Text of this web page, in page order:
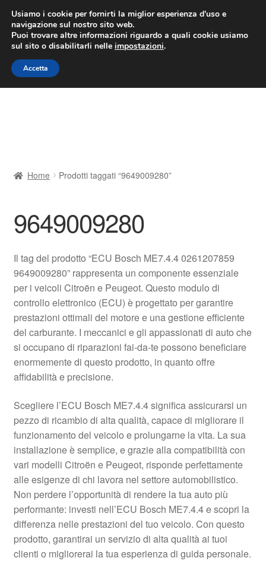
CONSEGNA da 7 EUR
Lun-Ven 9:00 - 16:00/800 580 290
Vai
alla
navigazione
Vai
al
contenuto
Contatto
Il mio account
Pagamenti
Politica sulla riservatezza
Procedura di Reclamo
Registratore di cassa
Rimostranza
Spedizione in tutto il mondo
Termini e condizioni
Home Prodotti taggati “9649009280”
9649009280
Il tag del prodotto “ECU Bosch ME7.4.4 0261207859
9649009280” rappresenta un componente essenziale
per i veicoli Citroën e Peugeot. Questo modulo di
controllo elettronico (ECU) è progettato per garantire
prestazioni ottimali del motore e una gestione efficiente
del carburante. I meccanici e gli appassionati di auto che
si occupano di riparazioni fai-da-te possono beneficiare
enormemente di questo prodotto, in quanto offre
affidabilità e precisione.
Scegliere l’ECU Bosch ME7.4.4 significa assicurarsi un
pezzo di ricambio di alta qualità, capace di migliorare il
funzionamento del veicolo e prolungarne la vita. La sua
installazione è semplice, e grazie alla compatibilità con
vari modelli Citroën e Peugeot, risponde perfettamente
alle esigenze di chi lavora nel settore automobilistico.
Non perdere l’opportunità di rendere la tua auto più
performante: investi nell’ECU Bosch ME7.4.4 e scopri la
differenza nelle prestazioni del tuo veicolo. Con questo
prodotto, garantirai un servizio di alta qualità ai tuoi
clienti o migliorerai la tua esperienza di guida personale.
Usiamo i cookie per fornirti la miglior esperienza d'uso e
navigazione sul nostro sito web.
Puoi trovare altre informazioni riguardo a quali cookie usiamo
sul sito o disabilitarli nelle impostazioni.
Accetta